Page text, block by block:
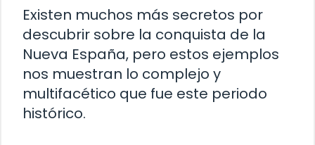
Existen muchos más secretos por
descubrir sobre la conquista de la
Nueva España, pero estos ejemplos
nos muestran lo complejo y
multifacético que fue este periodo
histórico.